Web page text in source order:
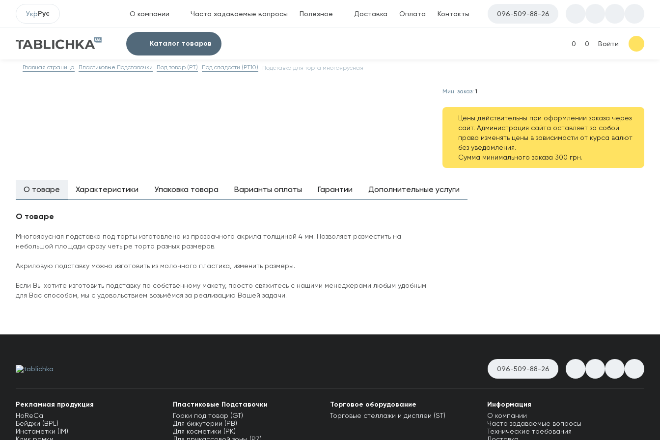
УкрРус О компании Часто задаваемые вопросы Полезное Доставка Оплата Контакты 096-509-88-26
Каталог товаров 0 0 Войти
Главная страница Пластиковые Подставочки Под товар (PT) Под сладости (PT10) Подставка для торта многоярусная
Мин. заказ: 1
Цены действительны при оформлении заказа через
сайт. Администрация сайта оставляет за собой
право изменять цены в зависимости от курса валют
без уведомления.
Сумма минимального заказа 300 грн.
О товаре Характеристики Упаковка товара Варианты оплаты Гарантии Дополнительные услуги
О товаре
Многоярусная подставка под торты изготовлена из прозрачного акрила толщиной 4 мм. Позволяет разместить на
небольшой площади сразу четыре торта разных размеров.
Акриловую подставку можно изготовить из молочного пластика, изменить размеры.
Если Вы хотите изготовить подставку по собственному макету, просто свяжитесь с нашими менеджерами любым удобным
для Вас способом, мы с удовольствием возьмёмся за реализацию Вашей задачи.
096-509-88-26
Рекламная продукция
HoReCa
Бейджи (BPL)
Инстаметки (IM)
Пластиковые Подставочки
Горки под товар (GT)
Для бижутерии (PB)
Для косметики (PK)
Торговое оборудование
Торговые стеллажи и дисплеи (ST)
Информация
О компании
Часто задаваемые вопросы
Технические требования